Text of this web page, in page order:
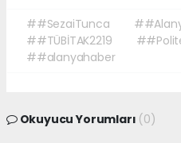
##SezaiTunca
##TÜBİTAK2219
##alanyahaber
Okuyucu Yorumları (0)